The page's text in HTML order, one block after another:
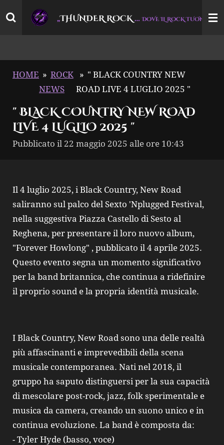
Vai
„THUNDER ROCK…DOVE IL ROCK TUONA “
HOME » ROCK
NEWS
» " BLACK COUNTRY NEW
ROAD LIVE 4 LUGLIO 2025 "
" BLACK COUNTRY NEW ROAD
LIVE 4 LUGLIO 2025 "
Pubblicato il 22 maggio 2025 alle ore 10:43
Il 4 luglio 2025, i Black Country, New Road
saliranno sul palco del Sexto 'Nplugged Festival,
nella suggestiva Piazza Castello di Sesto al
Reghena, per presentare il loro nuovo album,
"Forever Howlong" , pubblicato il 4 aprile 2025.
Questo evento segna un momento significativo
per la band britannica, che continua a ridefinire
il proprio sound e la propria identità musicale.
I Black Country, New Road sono una delle realtà
più affascinanti e imprevedibili della scena
musicale contemporanea. Nati nel 2018, il
gruppo ha saputo distinguersi per la sua capacità
di mescolare post-rock, jazz, folk sperimentale e
musica da camera, creando un suono unico e in
continua evoluzione. La band è composta da:
- Tyler Hyde (basso, voce)